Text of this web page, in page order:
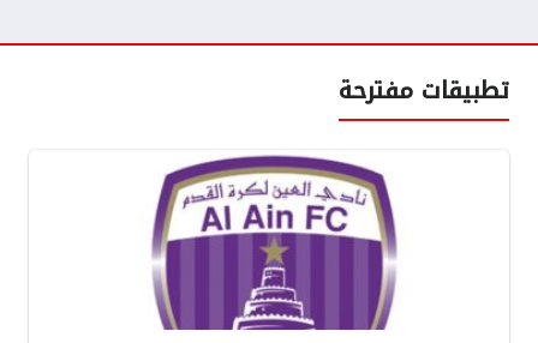
تطبيقات مفترحة